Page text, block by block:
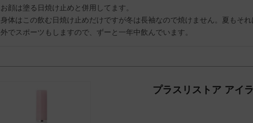
お顔は塗る日焼け止めと併用してます。
身体はこの飲む日焼け止めだけですが冬は長袖なので焼けません。夏もそれ
外でスポーツもしますので、ずーと一年中飲んでいます。
プラスリストア アイ